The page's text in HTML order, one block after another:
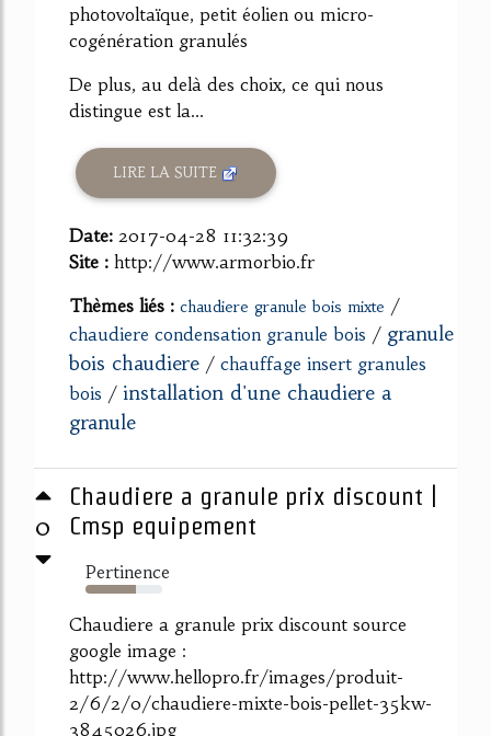
photovoltaïque, petit éolien ou micro-
cogénération granulés
De plus, au delà des choix, ce qui nous
distingue est la...
LIRE LA SUITE
Date: 2017-04-28 11:32:39
Site : http://www.armorbio.fr
Thèmes liés : chaudiere granule bois mixte /
chaudiere condensation granule bois / granule
bois chaudiere / chauffage insert granules
bois / installation d'une chaudiere a
granule
0
Chaudiere a granule prix discount |
Cmsp equipement
Pertinence
66%
Chaudiere a granule prix discount source
google image :
http://www.hellopro.fr/images/produit-
2/6/2/0/chaudiere-mixte-bois-pellet-35kw-
3845026.jpg